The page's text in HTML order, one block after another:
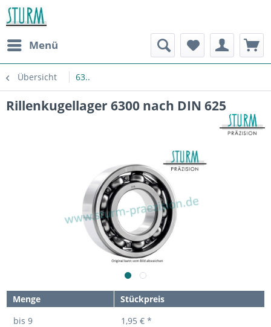
Menü
Übersicht 63..
Rillenkugellager 6300 nach DIN 625
Menge
Stückpreis
bis 9 1,95 € *